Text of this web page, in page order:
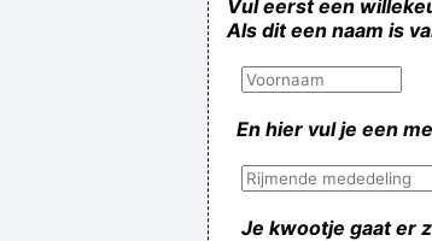
Vul eerst een
Als dit een naam is
En hier vul je een
Je kwootje gaat er